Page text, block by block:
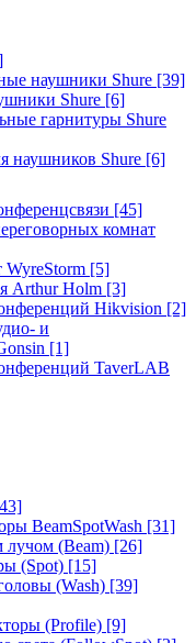
наушники Shure [39]
Shure [6]
гарнитуры Shure
наушников Shure [6]
[45]
комнат
[5]
Arthur Holm [3]
Hikvision [2]
и
[1]
TaverLAB
BeamSpotWash [31]
лучом (Beam) [26]
(Spot) [15]
(Wash) [39]
(Profile) [9]